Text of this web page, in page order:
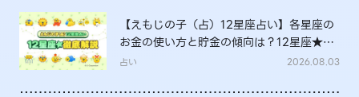
【えもじの子（占）12星座占い】各星座の
お金の使い方と貯金の傾向は？12星座★徹
底解説
占い 2026.08.03